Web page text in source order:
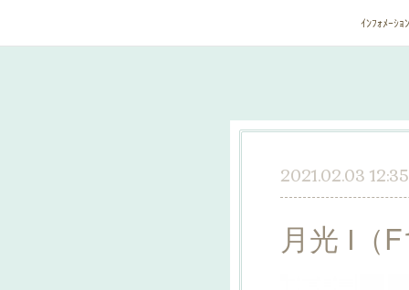
ｲﾝﾌｫﾒｰｼｮﾝ
2021.02.03 12:35
月光 Ⅰ（